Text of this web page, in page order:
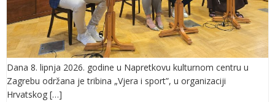
Dana 8. lipnja 2026. godine u Napretkovu kulturnom centru u
Zagrebu održana je tribina „Vjera i sport”, u organizaciji
Hrvatskog […]